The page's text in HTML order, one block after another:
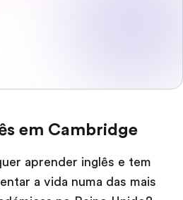
em Cambridge
aprender inglês e tem
a vida numa das mais